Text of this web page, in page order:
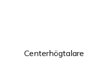
Centerhögtalare